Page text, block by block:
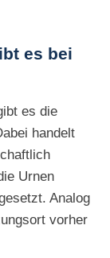
es bei
es die
handelt
Urnen
Analog
vorher